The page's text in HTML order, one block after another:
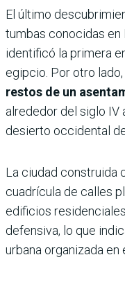
El último
tumbas conocidas en
identificó la primera
egipcio. Por otro
restos de un
alrededor del siglo IV
desierto occidental
La ciudad construida
cuadrícula de calles
edificios
defensiva, lo que
urbana organizada